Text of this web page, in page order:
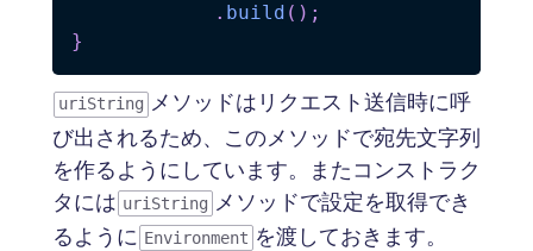
. build ( ) ;
}
uriString メソッドはリクエスト送信時に呼
び出されるため、このメソッドで宛先文字列
を作るようにしています。またコンストラク
タには uriString
メソッドで設定を取得でき
るように Environment を渡しておきます。